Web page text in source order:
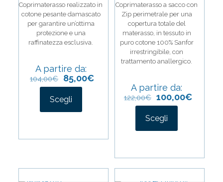
del
prodotto
pagina
del
prodotto
Coprimaterasso realizzato in
cotone pesante damascato
per garantire un’ottima
protezione e una
raffinatezza esclusiva.
A partire da:
104,00€ 85,00€
Scegli
Questo
più
opzioni
Coprimaterasso a sacco con
Zip perimetrale per una
copertura totale del
materasso, in tessuto in
puro cotone 100% Sanfor
irrestringibile, con
trattamento anallergico.
A partire da:
122,00€ 100,00€
Scegli
Questo
più
varianti.